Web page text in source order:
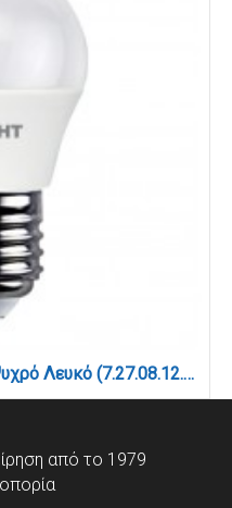
E27 LED G45 8watt 6500K Ψυχρό Λευκό (7.27.08.12.3)
από το 1979